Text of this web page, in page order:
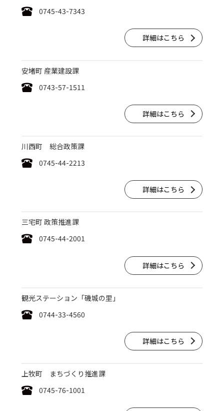
0745-43-7343
詳細はこちら
安堵町 産業建設課
0743-57-1511
詳細はこちら
川西町 総合政策課
0745-44-2213
詳細はこちら
三宅町 政策推進課
0745-44-2001
詳細はこちら
観光ステーション「磯城の里」
0744-33-4560
詳細はこちら
上牧町 まちづくり推進課
0745-76-1001